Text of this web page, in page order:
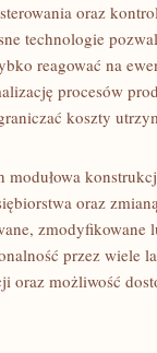
oraz
technologie
reagować na
procesów
koszty
oraz
zmodyfikowane
przez wiele
oraz możliwość